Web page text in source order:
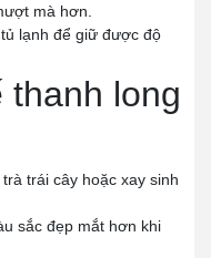
mà hơn.
lạnh để giữ được độ
thanh long
trái cây hoặc xay sinh
sắc đẹp mắt hơn khi